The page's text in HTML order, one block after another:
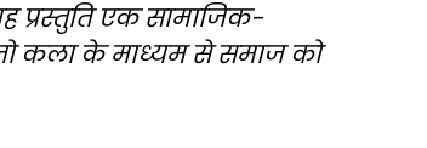
प्रस्तुति एक सामाजिक-
कला के माध्यम से समाज को